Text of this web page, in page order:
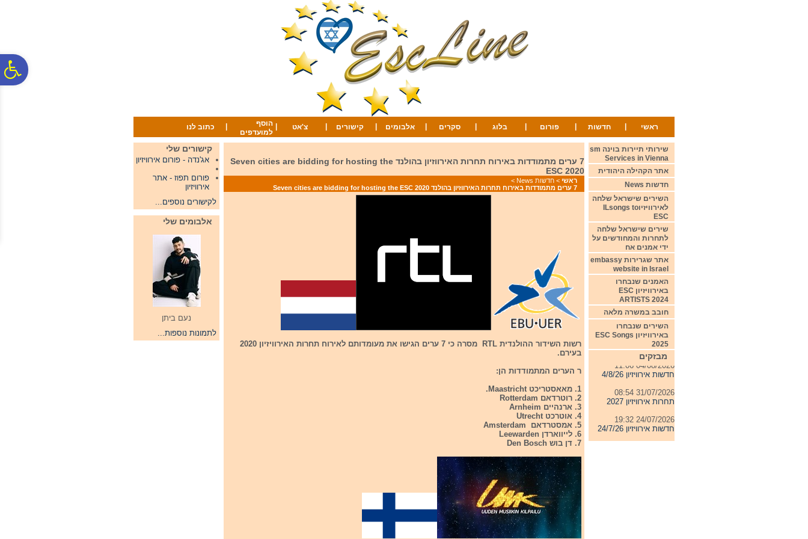
ראשי חדשות פורום בלוג סקרים אלבומים קישורים צ'אט
הוסף
למועדפים
כתוב לנו
קישורים שלי
אג'נדה - פורום אירוויזיון
פורום תפוז - אתר
אירוויזיון
לקישורים נוספים...
אלבומים שלי
נעם ביתן
לתמונות נוספות...
7 ערים מתמודדות באירוח תחרות האירווזיון בהולנד Seven cities are bidding for hosting the
ESC 2020
ראשי > חדשות News
>
7 ערים מתמודדות באירוח תחרות האירווזיון בהולנד Seven cities are bidding for hosting the ESC 2020
רשות השידור ההולנדית RTL מסרה כי 7 ערים הגישו את מעומדותם לאירוח תחרות האירוויזיון 2020
בעירם.
ר הערים המתמודדות הן:
1. מאאסטריכט Maastricht.
2. רוטרדאם Rotterdam
3. ארנהיים Arnheim
4. אוטרכט Utrecht
5. אמסטרדאם Amsterdam
6. לייווארדן Leewarden
7. דן בוש Den Bosch
שירותי תיירות בוינה sm
Services in Vienna
אתר הקהילה היהודית
חדשות News
השירים שישראל שלחה
לאירוויזיוILsongs to
ESC
שירים שישראל שלחה
לתחרות והמחודשים על
ידי אמנים אח
אתר שגרירות embassy
website in Israel
האמנים שנבחרו
באירוויזיון ESC
ARTISTS 2024
חובב במשרה מלאה
השירים שנבחרו
באירוויזיון ESC Songs
2025
מבזקים
04/08/2026 11:06
חדשות אירוויזיון 4/8/26
31/07/2026 08:54
תחרות אירוויזיון 2027
24/07/2026 19:32
חדשות אירוויזיון 24/7/26
23/07/2026 08:52